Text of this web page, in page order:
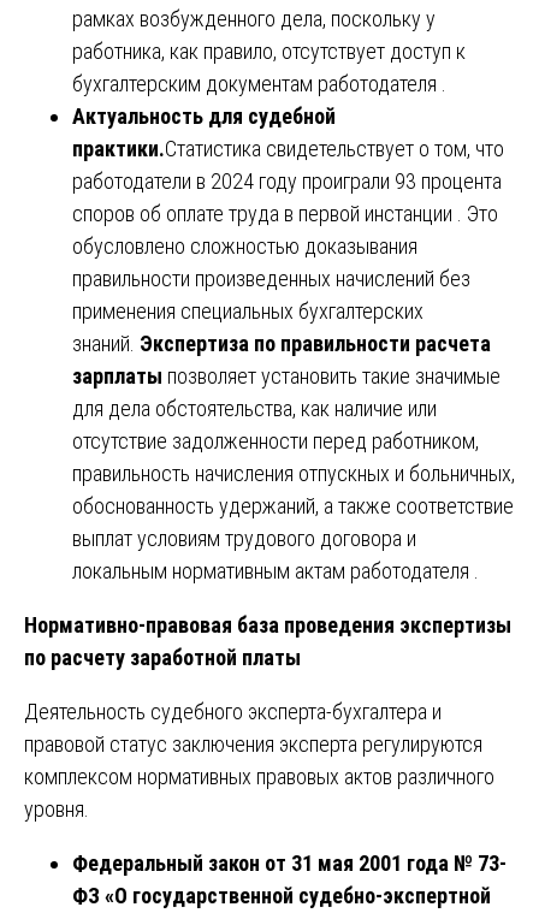
рамках возбужденного дела, поскольку у
работника, как правило, отсутствует доступ к
бухгалтерским документам работодателя .
Актуальность для судебной
практики.Статистика свидетельствует о том, что
работодатели в 2024 году проиграли 93 процента
споров об оплате труда в первой инстанции . Это
обусловлено сложностью доказывания
правильности произведенных начислений без
применения специальных бухгалтерских
знаний. Экспертиза по правильности расчета
зарплаты позволяет установить такие значимые
для дела обстоятельства, как наличие или
отсутствие задолженности перед работником,
правильность начисления отпускных и больничных,
обоснованность удержаний, а также соответствие
выплат условиям трудового договора и
локальным нормативным актам работодателя .
Нормативно-правовая база проведения экспертизы
по расчету заработной платы
Деятельность судебного эксперта-бухгалтера и
правовой статус заключения эксперта регулируются
комплексом нормативных правовых актов различного
уровня.
Федеральный закон от 31 мая 2001 года № 73-
ФЗ «О государственной судебно-экспертной